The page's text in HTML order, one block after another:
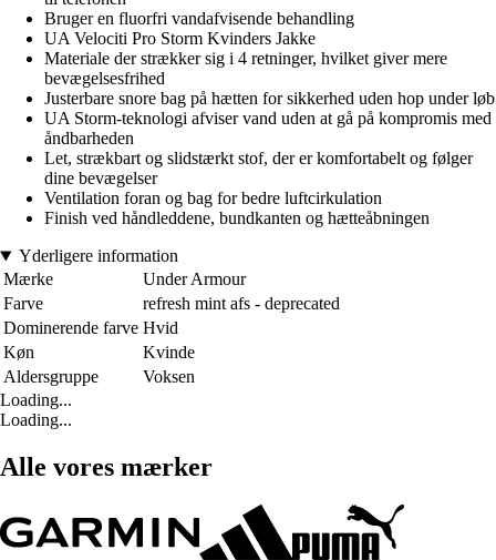
Bruger en fluorfri vandafvisende behandling
UA Velociti Pro Storm Kvinders Jakke
Materiale der strækker sig i 4 retninger, hvilket giver mere
bevægelsesfrihed
Justerbare snore bag på hætten for sikkerhed uden hop under løb
UA Storm-teknologi afviser vand uden at gå på kompromis med
åndbarheden
Let, strækbart og slidstærkt stof, der er komfortabelt og følger
dine bevægelser
Ventilation foran og bag for bedre luftcirkulation
Finish ved håndleddene, bundkanten og hætteåbningen
Yderligere information
Mærke
Under Armour
Farve
refresh mint afs - deprecated
Dominerende farve Hvid
Køn
Kvinde
Aldersgruppe
Voksen
Loading...
Loading...
Alle vores mærker